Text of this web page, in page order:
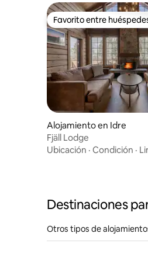
Favorito entre
Favorito entre
Alojamiento en Idre
Fjäll Lodge
Ubicación · Condición ·
Destinaciones
Otros tipos de